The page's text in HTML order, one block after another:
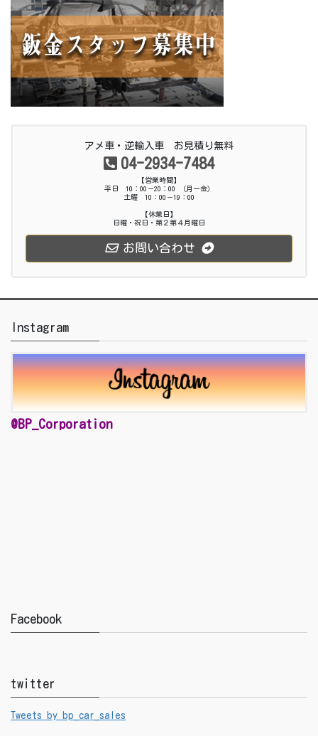
アメ車・逆輸入車 お見積り無料
04-2934-7484
【営業時間】
平日 10：00－20：00 （月ー金）
土曜 10：00－19：00
【休業日】
日曜・祝日・第２第４月曜日
お問い合わせ
Instagram
@BP_Corporation
Facebook
twitter
Tweets by bp_car_sales